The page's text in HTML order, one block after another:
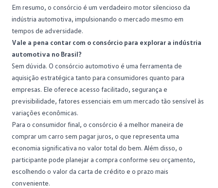
Em resumo, o consórcio é um verdadeiro motor silencioso da
indústria automotiva, impulsionando o mercado mesmo em
tempos de adversidade.
Vale a pena contar com o consórcio para explorar a indústria
automotiva no Brasil?
Sem dúvida. O consórcio automotivo é uma ferramenta de
aquisição estratégica tanto para consumidores quanto para
empresas. Ele oferece acesso facilitado, segurança e
previsibilidade, fatores essenciais em um mercado tão sensível às
variações econômicas.
Para o consumidor final, o consórcio é a melhor maneira de
comprar um carro sem pagar juros, o que representa uma
economia significativa no valor total do bem. Além disso, o
participante pode planejar a compra conforme seu orçamento,
escolhendo o valor da carta de crédito e o prazo mais
conveniente.